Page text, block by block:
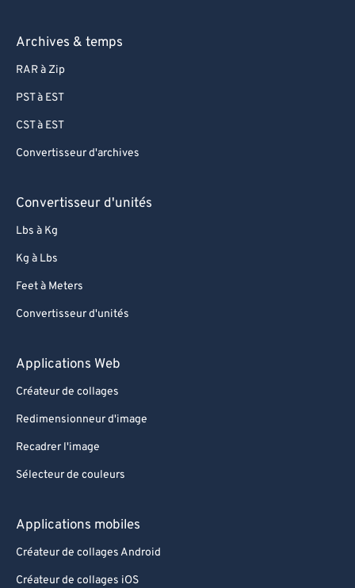
Archives & temps
RAR à Zip
PST à EST
CST à EST
Convertisseur d'archives
Convertisseur d'unités
Lbs à Kg
Kg à Lbs
Feet à Meters
Convertisseur d'unités
Applications Web
Créateur de collages
Redimensionneur d'image
Recadrer l'image
Sélecteur de couleurs
Applications mobiles
Créateur de collages Android
Créateur de collages iOS